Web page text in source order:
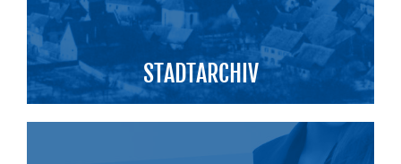
STADTARCHIV